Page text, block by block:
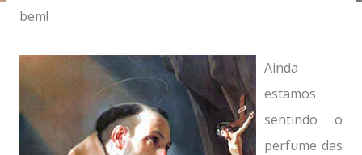
bem!
Ainda
estamos
sentindo o
perfume das